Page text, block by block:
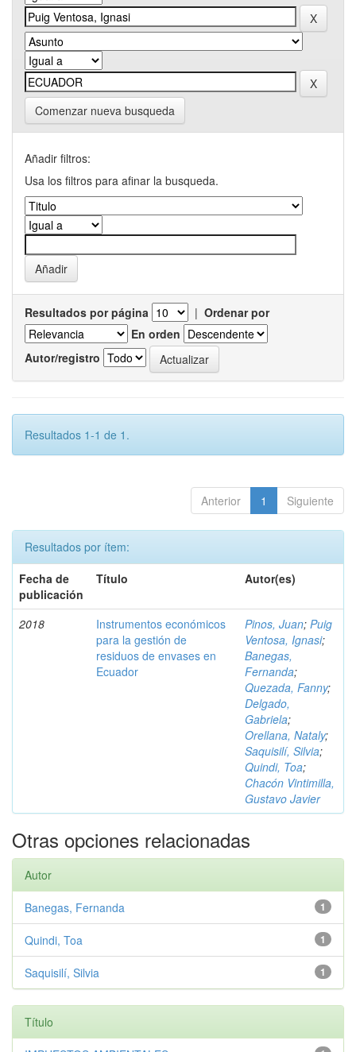
Comenzar nueva busqueda
Añadir filtros:
Usa los filtros para afinar la busqueda.
Resultados por página | Ordenar por
En orden
Autor/registro
Resultados 1-1 de 1.
Anterior 1 Siguiente
Resultados por ítem:
Fecha de
publicación
Título Autor(es)
2018
Instrumentos económicos
para la gestión de
residuos de envases en
Ecuador
Pinos, Juan; Puig
Ventosa, Ignasi;
Banegas,
Fernanda;
Quezada, Fanny;
Delgado,
Gabriela;
Orellana, Nataly;
Saquisilí, Silvia;
Quindi, Toa;
Chacón Vintimilla,
Gustavo Javier
Otras opciones relacionadas
Autor
1
Banegas, Fernanda
1
Quindi, Toa
1
Saquisilí, Silvia
Título